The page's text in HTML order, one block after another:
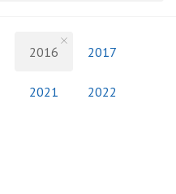
2016 2017
2021 2022